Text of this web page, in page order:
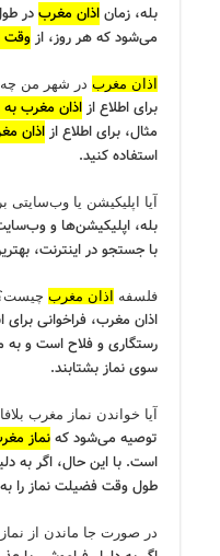
بله، زماناذان مغربدر
می‌شود که هر روز، ازوقت
اذان مغرب در شهر من
برای اطلاع ازاذان مغرب
مثال، برای اطلاع ازاذان
استفاده کنید.
آیا اپلیکیشن یا وب‌سایتی
بله، اپلیکیشن‌ها و
با جستجو در اینترنت،
فلسفه اذان مغرب
اذان مغرب، فراخوانی برای
رستگاری و فلاح است و به
سوی نماز بشتابند.
آیا خواندن نماز مغرب
توصیه می‌شود کهنماز
است. با این حال، اگر به
طول وقت فضیلت نماز را به
در صورت جا ماندن از